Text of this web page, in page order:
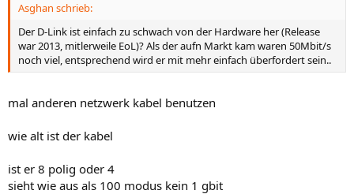
Asghan schrieb:
Der D-Link ist einfach zu schwach von der Hardware her (Release
war 2013, mitlerweile EoL)? Als der aufn Markt kam waren 50Mbit/s
noch viel, entsprechend wird er mit mehr einfach überfordert sein..
mal anderen netzwerk kabel benutzen
wie alt ist der kabel
ist er 8 polig oder 4
sieht wie aus als 100 modus kein 1 gbit